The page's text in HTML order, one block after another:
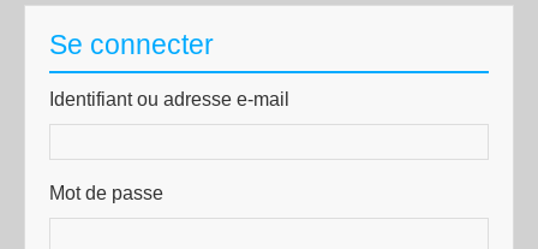
Se connecter
Identifiant ou adresse e-mail
Mot de passe